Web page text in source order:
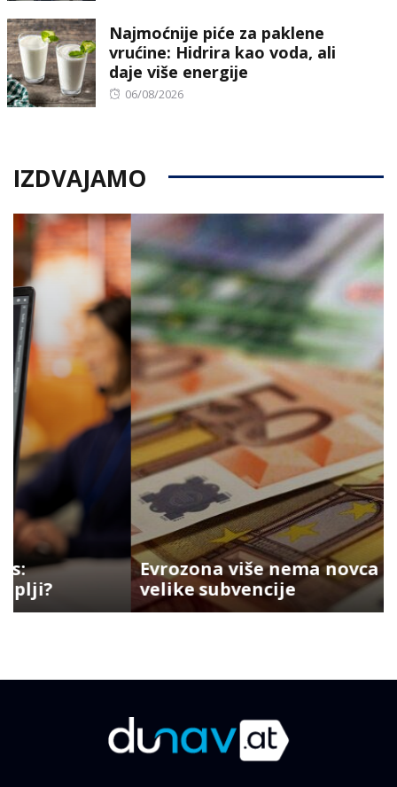
Najmoćnije piće za paklene
vrućine: Hidrira kao voda, ali
daje više energije
Posted
06/08/2026
IZDVAJAMO
Evrozona više nema novca za
velike subvencije